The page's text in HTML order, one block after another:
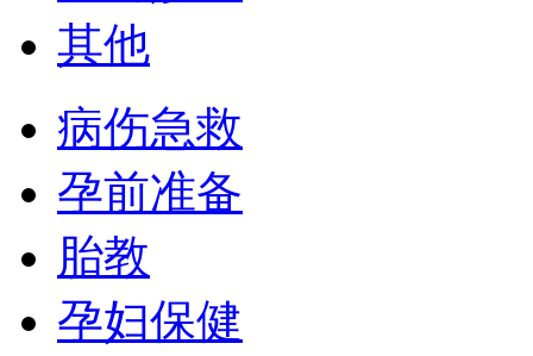
其他
病伤急救
孕前准备
胎教
孕妇保健